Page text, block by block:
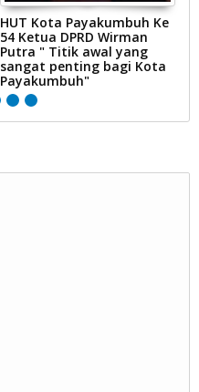
HUT Kota Payakumbuh Ke
54 Ketua DPRD Wirman
Putra " Titik awal yang
sangat penting bagi Kota
Payakumbuh"